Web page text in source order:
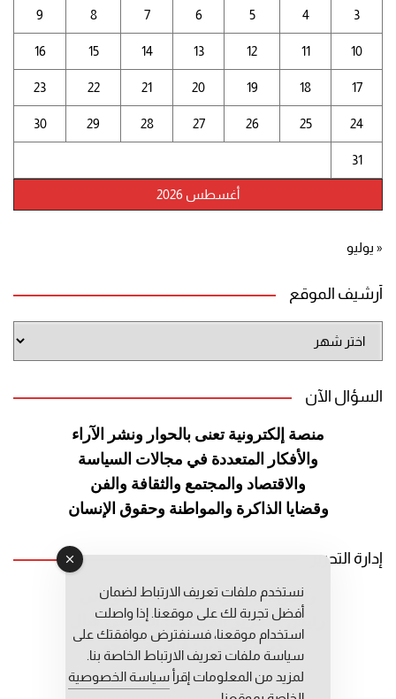
أغسطس 2026
3
4
5
6
7
8
9
10
11
12
13
14
15
16
17
18
19
20
21
22
23
24
25
26
27
28
29
30
31
« يوليو
أرشيف الموقع
الموقع
السؤال الآن
منصة إلكترونية تعنى بالحوار ونشر الآراء
والأفكار المتعددة في مجالات السياسة
والاقتصاد والمجتمع والثقافة والفن
وقضايا الذاكرة والمواطنة وحقوق الإنسان
إدارة التحرير
رئيس التحرير: عبد الرحيم التوراني
رئيس التحرير المساعد: المعطي قبال
مديرة التحرير: فاطمة حوحو
نستخدم ملفات تعريف الارتباط لضمان
أفضل تجربة لك على موقعنا. إذا واصلت
استخدام موقعنا، فسنفترض موافقتك على
سياسة ملفات تعريف الارتباط الخاصة بنا.
لمزيد من المعلومات إقرأ سياسة الخصوصية